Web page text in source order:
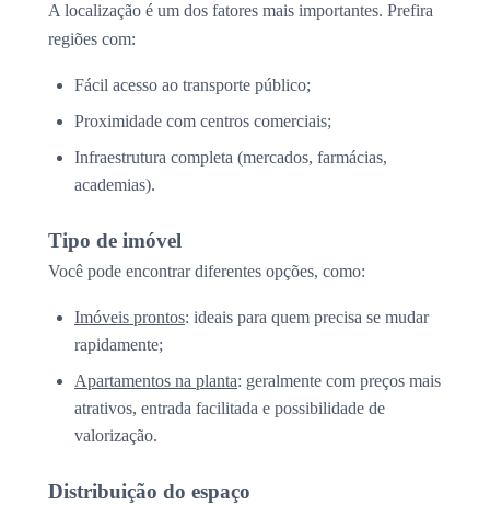
A localização é um dos fatores mais importantes. Prefira
regiões com:
Fácil acesso ao transporte público;
Proximidade com centros comerciais;
Infraestrutura completa (mercados, farmácias,
academias).
Tipo de imóvel
Você pode encontrar diferentes opções, como:
Imóveis prontos: ideais para quem precisa se mudar
rapidamente;
Apartamentos na planta: geralmente com preços mais
atrativos, entrada facilitada e possibilidade de
valorização.
Distribuição do espaço